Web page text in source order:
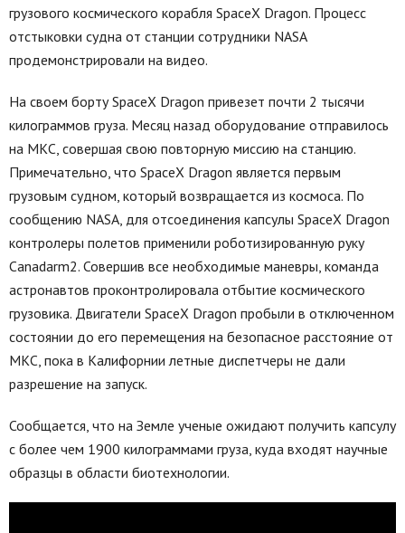
грузового космического корабля SpaceX Dragon. Процесс
отстыковки судна от станции сотрудники NASA
продемонстрировали на видео.
На своем борту SpaceX Dragon привезет почти 2 тысячи
килограммов груза. Месяц назад оборудование отправилось
на МКС, совершая свою повторную миссию на станцию.
Примечательно, что SpaceX Dragon является первым
грузовым судном, который возвращается из космоса. По
сообщению NASA, для отсоединения капсулы SpaceX Dragon
контролеры полетов применили роботизированную руку
Canadarm2. Совершив все необходимые маневры, команда
астронавтов проконтролировала отбытие космического
грузовика. Двигатели SpaceX Dragon пробыли в отключенном
состоянии до его перемещения на безопасное расстояние от
МКС, пока в Калифорнии летные диспетчеры не дали
разрешение на запуск.
Сообщается, что на Земле ученые ожидают получить капсулу
с более чем 1900 килограммами груза, куда входят научные
образцы в области биотехнологии.